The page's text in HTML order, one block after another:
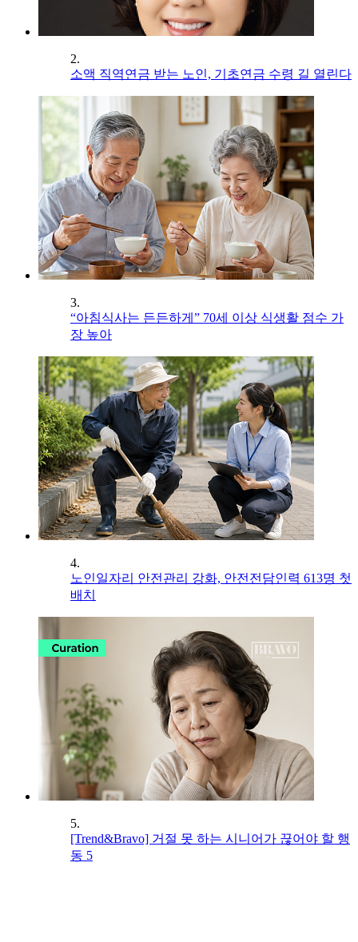
2.
소액 직역연금 받는 노인, 기초연금 수령 길 열린다
3.
“아침식사는 든든하게” 70세 이상 식생활 점수 가
장 높아
4.
노인일자리 안전관리 강화, 안전전담인력 613명 첫
배치
5.
[Trend&Bravo] 거절 못 하는 시니어가 끊어야 할 행
동 5